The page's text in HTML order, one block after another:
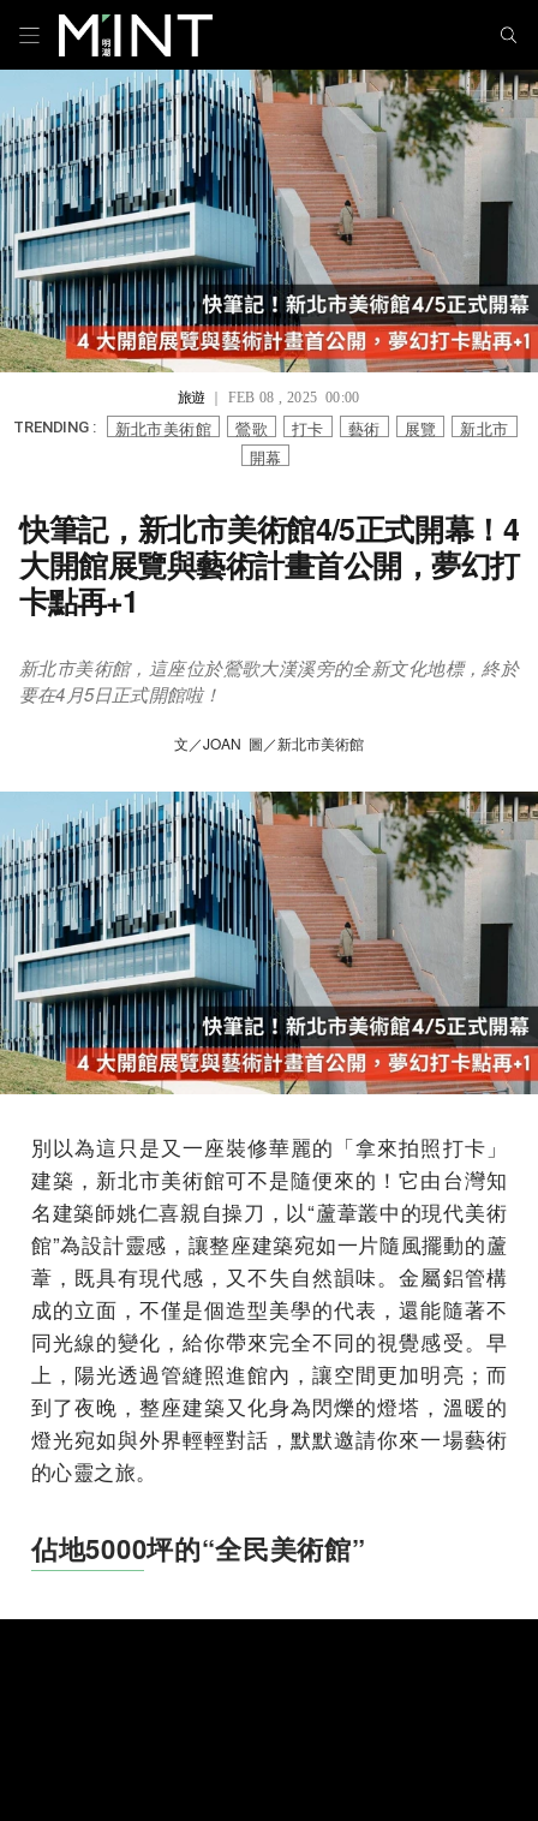
旅遊｜ FEB 08 , 2025 00:00
TRENDING : 新北市美術館 鶯歌 打卡 藝術 展覽
新北市
開幕
快筆記，新北市美術館4/5正式開幕！4
大開館展覽與藝術計畫首公開，夢幻打
卡點再+1
新北市美術館，這座位於鶯歌大漢溪旁的全新文化地標，終於
要在4月5日正式開館啦！
文／JOAN 圖／新北市美術館
別以為這只是又一座裝修華麗的「拿來拍照打卡」
建築，新北市美術館可不是隨便來的！它由台灣知
名建築師姚仁喜親自操刀，以“蘆葦叢中的現代美術
館”為設計靈感，讓整座建築宛如一片隨風擺動的蘆
葦，既具有現代感，又不失自然韻味。金屬鋁管構
成的立面，不僅是個造型美學的代表，還能隨著不
同光線的變化，給你帶來完全不同的視覺感受。早
上，陽光透過管縫照進館內，讓空間更加明亮；而
到了夜晚，整座建築又化身為閃爍的燈塔，溫暖的
燈光宛如與外界輕輕對話，默默邀請你來一場藝術
的心靈之旅。
佔地5000坪的“全民美術館”